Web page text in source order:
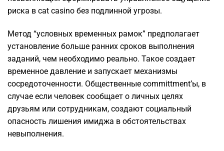
риска в cat casino без подлинной угрозы.
Метод “условных временных рамок” предполагает
установление больше ранних сроков выполнения
заданий, чем необходимо реально. Такое создает
временное давление и запускает механизмы
сосредоточенности. Общественные committment’ы, в
случае если человек сообщает о личных целях
друзьям или сотрудникам, создают социальный
опасность лишения имиджа в обстоятельствах
невыполнения.